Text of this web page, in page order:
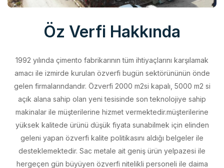
Öz Verfi Hakkında
1992 yılında çimento fabrikarının tüm ihtiyaçlarını karşılamak
gelen firmalarındandır. Özverfi 2000 m2si kapalı, 5000 m2 si
açık alana sahip olan yeni tesisinde son teknolojiye sahip
makinalar ile müşterilerine hizmet vermektedir.müşterilerine
yüksek kalitede ürünü düşük fiyata sunabilmek için elinden
geleni yapan özverfi kalite politikasını aldığı belgeler ile
desteklemektedir. Sac metale ait geniş ürün yelpazesi ile
hergeçen gün büyüyen özverfi nitelikli personeli ile daima
gelişim içerisinde bulunmaktadır.